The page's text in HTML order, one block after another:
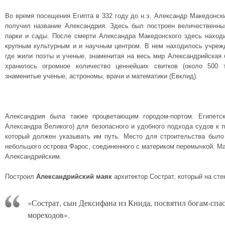
Во время посещения Египта в 332 году до н.э. Александр
получил название Александрия. Здесь был построен
парки и сады. После смерти Александра Македонского здесь
крупным культурным и и научным центром. В нем находилось
где жили поэты и ученые, знаменитая на весь мир
хранилось огромное количество ценнейших свитков (около
знаменитые ученые, астрономы, врачи и математики (Евклид).
Александрия была также процветающим городом-портом.
Александра Великого) для безопасного и удобного подхода судов к
который должен указывать им путь. Место для строительства
небольшого острова Фарос, соединенного с материком перемычкой.
Александрийским.
Построил Александрийский маяк архитектор Сострат, который на
«Сострат, сын Дексифана из Книда, посвятил богам-
мореходов».